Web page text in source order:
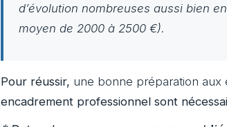
d’évolution nombreuses aussi bien
moyen de 2000 à 2500 €).
Pour réussir, une bonne préparation aux
encadrement professionnel sont